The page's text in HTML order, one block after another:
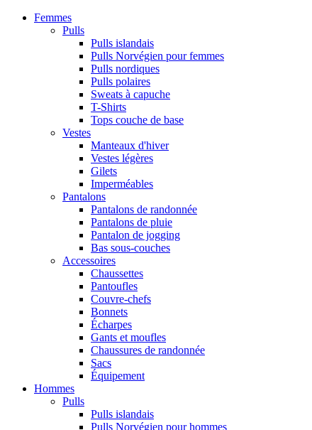
Femmes
Pulls
Pulls islandais
Pulls Norvégien pour femmes
Pulls nordiques
Pulls polaires
Sweats à capuche
T-Shirts
Tops couche de base
Vestes
Manteaux d'hiver
Vestes légères
Gilets
Imperméables
Pantalons
Pantalons de randonnée
Pantalons de pluie
Pantalon de jogging
Bas sous-couches
Accessoires
Chaussettes
Pantoufles
Couvre-chefs
Bonnets
Écharpes
Gants et moufles
Chaussures de randonnée
Sacs
Équipement
Hommes
Pulls
Pulls islandais
Pulls Norvégien pour hommes